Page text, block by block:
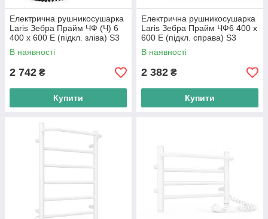
Електрична рушникосушарка
Laris Зебра Прайм ЧФ (Ч) 6
400 х 600 Е (підкл. зліва) S3
В наявності
2 742 ₴
Купити
Електрична рушникосушарка
Laris Зебра Прайм ЧФ6 400 х
600 Е (підкл. справа) S3
В наявності
2 382 ₴
Купити